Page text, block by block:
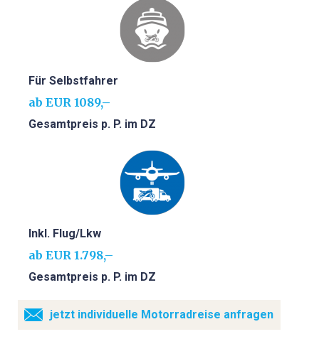
Für Selbstfahrer
ab EUR 1089,–
Gesamtpreis p. P. im DZ
Inkl. Flug/Lkw
ab EUR 1.798,–
Gesamtpreis p. P. im DZ
jetzt individuelle Motorradreise anfragen